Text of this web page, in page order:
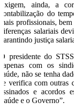
Exigem, ainda, a
contabilização do
mais profissionais,
diferenças salariais
garantindo justiça
O presidente do
“apenas com os
saúde, não se tenha
se verifica com outras
assinados e acordos
Saúde e o Governo”.